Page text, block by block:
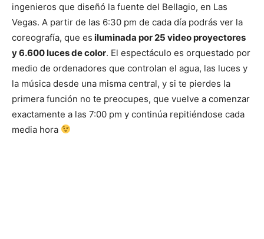
ingenieros que diseñó la fuente del Bellagio, en Las
Vegas. A partir de las 6:30 pm de cada día podrás ver la
coreografía, que es iluminada por 25 video proyectores
y 6.600 luces de color. El espectáculo es orquestado por
medio de ordenadores que controlan el agua, las luces y
la música desde una misma central, y si te pierdes la
primera función no te preocupes, que vuelve a comenzar
exactamente a las 7:00 pm y continúa repitiéndose cada
media hora